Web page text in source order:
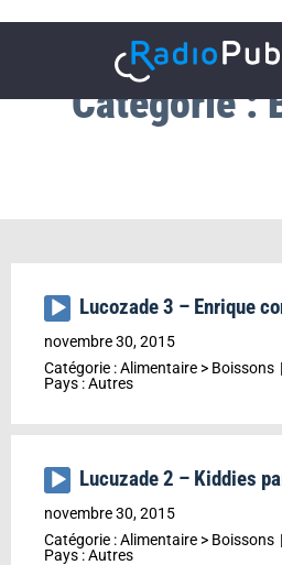
Catégorie :
Lecteur
audio
Lucozade 3 – Enrique
novembre 30, 2015
Catégorie :Alimentaire > Boissons
Pays :Autres
Lecteur
audio
Lucuzade 2 – Kiddies
novembre 30, 2015
Catégorie :Alimentaire > Boissons
Pays :Autres